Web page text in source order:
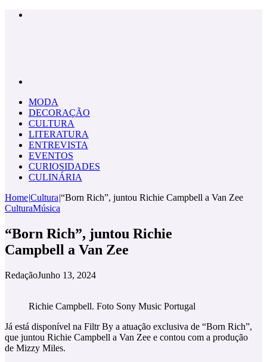
MODA
DECORAÇÃO
CULTURA
LITERATURA
ENTREVISTA
EVENTOS
CURIOSIDADES
CULINÁRIA
Home|Cultura|“Born Rich”, juntou Richie Campbell a Van Zee
CulturaMúsica
“Born Rich”, juntou Richie
Campbell a Van Zee
RedaçãoJunho 13, 2024
Richie Campbell. Foto Sony Music Portugal
Já está disponível na Filtr By a atuação exclusiva de “Born Rich”,
que juntou Richie Campbell a Van Zee e contou com a produção
de Mizzy Miles.